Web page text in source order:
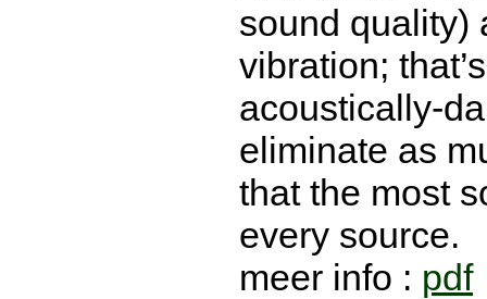
sound quality)
vibration;
acoustically-
eliminate as
that the most
every source.
meer info : pdf